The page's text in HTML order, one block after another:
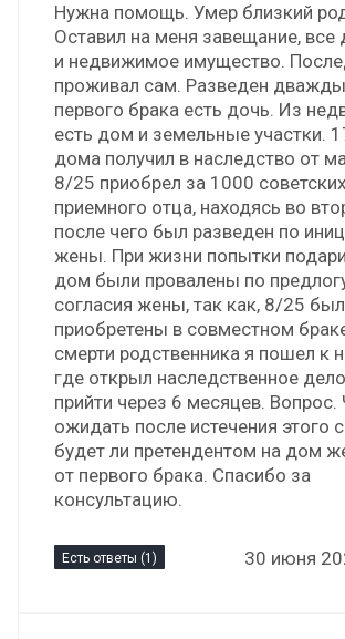
Нужна помощь. Умер близкий
Оставил на меня завещание,
и недвижимое имущество.
проживал сам. Разведен
первого брака есть дочь. Из
есть дом и земельные участки.
дома получил в наследство от
8/25 приобрел за 1000
приемного отца, находясь во
после чего был разведен по
жены. При жизни попытки
дом были провалены по
согласия жены, так как, 8/25
приобретены в совместном
смерти родственника я пошел к
где открыл наследственное
прийти через 6 месяцев. Вопрос.
ожидать после истечения этого
будет ли претендентом на дом
от первого брака. Спасибо за
консультацию.
Есть ответы (1) 30 июня